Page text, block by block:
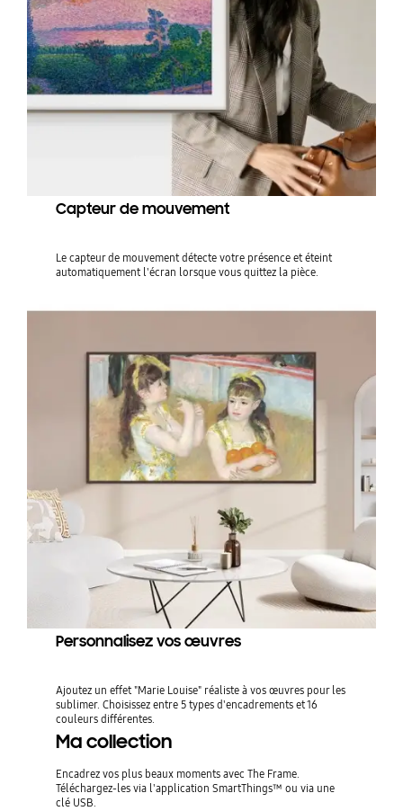
Capteur de mouvement
Le capteur de mouvement détecte votre présence et éteint
automatiquement l'écran lorsque vous quittez la pièce.
Personnalisez vos œuvres
Ajoutez un effet "Marie Louise" réaliste à vos œuvres pour les
sublimer. Choisissez entre 5 types d'encadrements et 16
couleurs différentes.
Ma collection
Encadrez vos plus beaux moments avec The Frame.
Téléchargez-les via l'application SmartThings™ ou via une
clé USB.